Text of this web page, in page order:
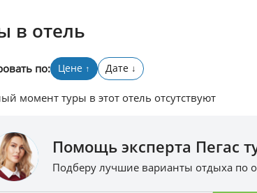
в отель
по: Цене ↑ Дате ↓
момент туры в этот отель отсутствуют
Помощь эксперта Пегас
Подберу лучшие варианты отдыха по